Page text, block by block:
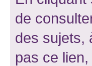
de
des sujets,
pas ce